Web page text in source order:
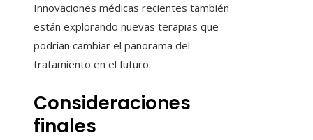
Innovaciones médicas recientes también
están explorando nuevas terapias que
podrían cambiar el panorama del
tratamiento en el futuro.
Consideraciones
finales